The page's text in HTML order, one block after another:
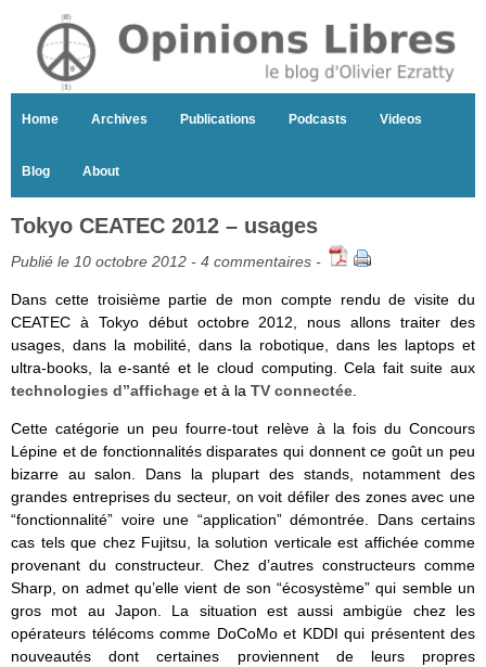
Home Archives Publications Podcasts Videos
Blog About
Tokyo CEATEC 2012 – usages
Publié le 10 octobre 2012 - 4 commentaires -
Dans cette troisième partie de mon compte rendu de visite du
CEATEC à Tokyo début octobre 2012, nous allons traiter des
usages, dans la mobilité, dans la robotique, dans les laptops et
ultra-books, la e-santé et le cloud computing. Cela fait suite aux
technologies d”affichage et à la TV connectée
Cette catégorie un peu fourre-tout relève à la fois du Concours
Lépine et de fonctionnalités disparates qui donnent ce goût un peu
bizarre au salon. Dans la plupart des stands, notamment des
grandes entreprises du secteur, on voit défiler des zones avec une
“fonctionnalité” voire une “application” démontrée. Dans certains
cas tels que chez Fujitsu, la solution verticale est affichée comme
provenant du constructeur. Chez d’autres constructeurs comme
Sharp, on admet qu’elle vient de son “écosystème” qui semble un
gros mot au Japon. La situation est aussi ambigüe chez les
opérateurs télécoms comme DoCoMo et KDDI qui présentent des
nouveautés dont certaines proviennent de leurs propres